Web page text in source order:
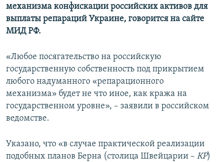
механизма конфискации российских активов для
выплаты репараций Украине, говорится на сайте
МИД РФ.
«Любое посягательство на российскую
государственную собственность под прикрытием
любого надуманного «репарационного
механизма» будет не что иное, как кража на
государственном уровне», – заявили в российском
ведомстве.
Указано, что «в случае практической реализации
подобных планов Берна (столица Швейцарии – КР)